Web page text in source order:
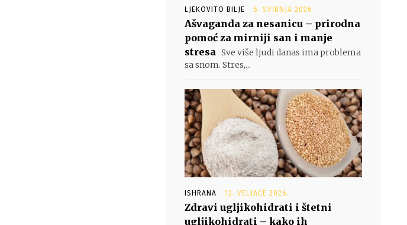
LJEKOVITO BILJE 6. SVIBNJA 2026.
Ašvaganda za nesanicu – prirodna
pomoć za mirniji san i manje
stresa Sve više ljudi danas ima problema
sa snom. Stres,...
ISHRANA 12. VELJAČE 2026.
Zdravi ugljikohidrati i štetni
ugljikohidrati – kako ih